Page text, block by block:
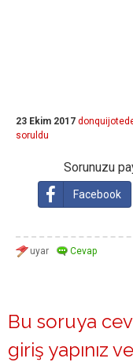
23 Ekim 2017
soruldu
Sorunuzu
Facebook
Bu soruya
giriş yapınız